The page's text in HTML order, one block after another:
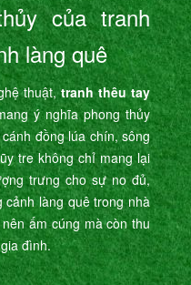
của tranh
làng quê
thuật,tranh thêu tay
ý nghĩa phong thủy
đồng lúa chín, sông
tre không chỉ mang lại
trưng cho sự no đủ,
cảnh làng quê trong nhà
ấm cúng mà còn thu
đình.